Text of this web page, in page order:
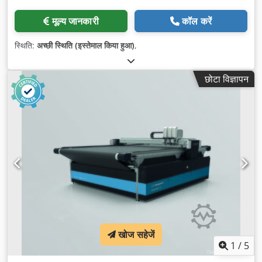
मूल्य जानकारी कॉल करें
स्थिति: अच्छी स्थिति (इस्तेमाल किया हुआ),
छोटा विज्ञापन
1 / 5
खोज सहेजें